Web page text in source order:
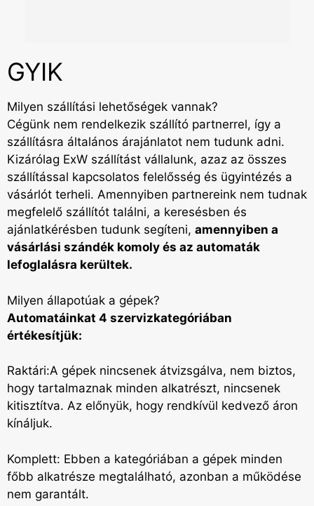
GYIK
Milyen szállítási lehetőségek vannak?
Cégünk nem rendelkezik szállító partnerrel, így a
szállításra általános árajánlatot nem tudunk adni.
Kizárólag ExW szállítást vállalunk, azaz az összes
szállítással kapcsolatos felelősség és ügyintézés a
vásárlót terheli. Amennyiben partnereink nem tudnak
megfelelő szállítót találni, a keresésben és
ajánlatkérésben tudunk segíteni, amennyiben a
vásárlási szándék komoly és az automaták
lefoglalásra kerültek.
Milyen állapotúak a gépek?
Automatáinkat 4 szervizkategóriában
értékesítjük:
Raktári:A gépek nincsenek átvizsgálva, nem biztos,
hogy tartalmaznak minden alkatrészt, nincsenek
kitisztítva. Az előnyük, hogy rendkívül kedvező áron
kínáljuk.
Komplett: Ebben a kategóriában a gépek minden
főbb alkatrésze megtalálható, azonban a működése
nem garantált.